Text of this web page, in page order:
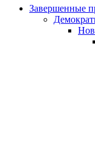
Завершенные